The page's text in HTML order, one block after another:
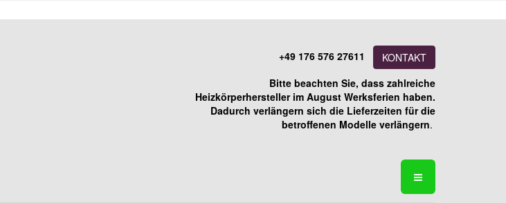
+49 176 576 27611
KONTAKT
Bitte beachten Sie, dass zahlreiche
Heizkörperhersteller im August Werksferien haben.
Dadurch verlängern sich die Lieferzeiten für die
betroffenen Modelle verlängern.